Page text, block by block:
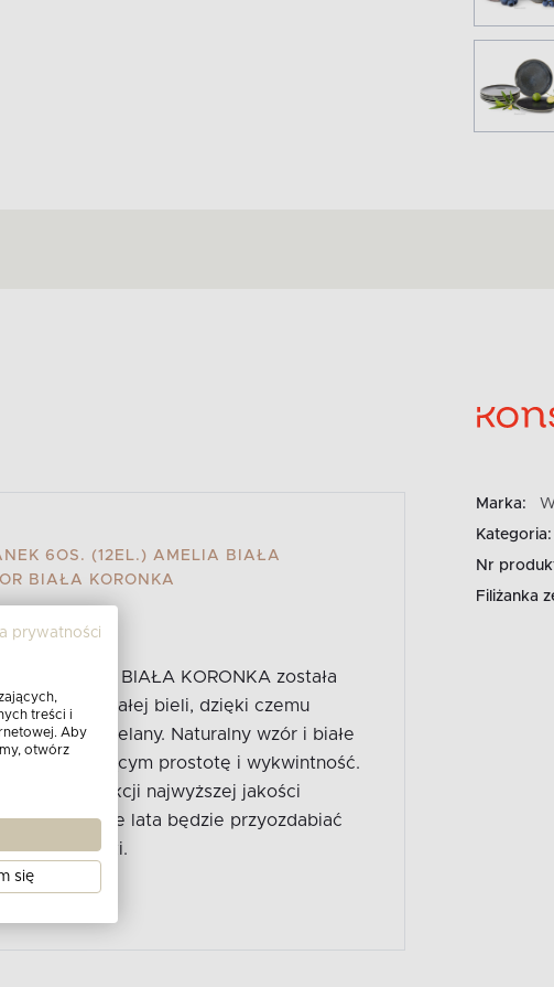
6OS. (12EL.) AMELIA BIAŁA
BIAŁA KORONKA
AMELIA BIAŁA KORONKA została
w śnieżnobiałej bieli, dzięki czemu
porcelany. Naturalny wzór i białe
ceniącym prostotę i wykwintność.
do produkcji najwyższej jakości
przez długie lata będzie przyozdabiać
witrynki.
Marka:
Kategoria:
Nr
Filiżanka
prywatności
treści i
Aby
otwórz
się